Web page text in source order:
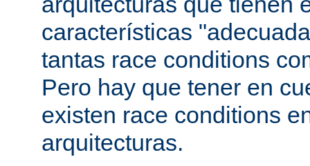
características
tantas race conditions
Pero hay que tener en
existen race conditions
arquitecturas.